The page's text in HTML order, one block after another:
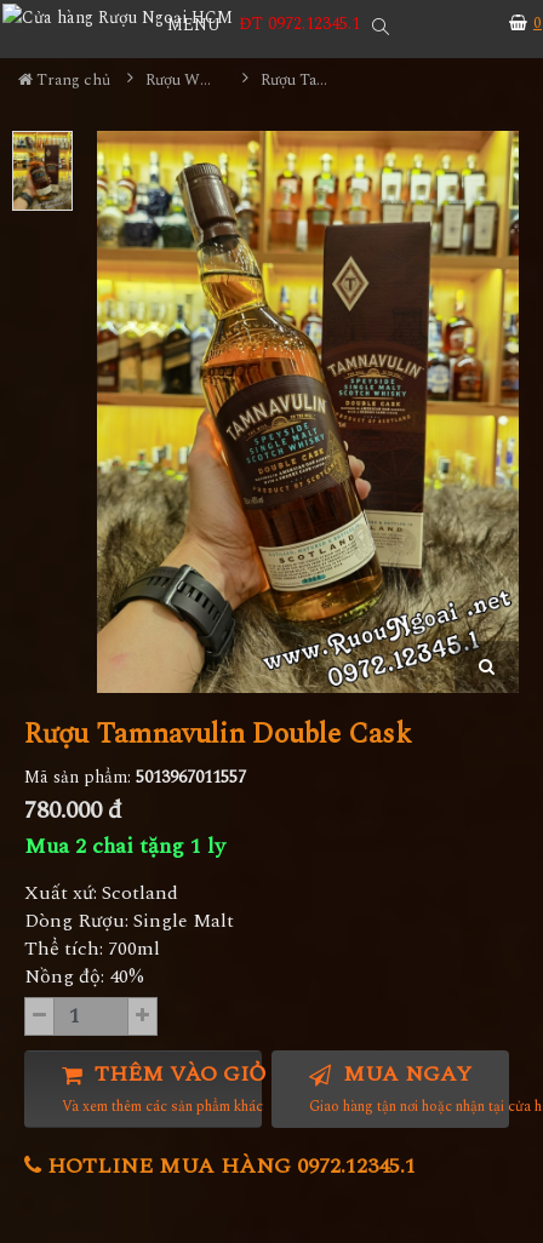
0
MENU ĐT 0972.12345.1
Trang chủ Rượu Whisky Rượu Tamnavulin Double Cask
Rượu Tamnavulin Double Cask
Mã sản phẩm: 5013967011557
780.000 đ
Mua 2 chai tặng 1 ly
Xuất xứ: Scotland
Dòng Rượu: Single Malt
Thể tích: 700ml
Nồng độ: 40%
THÊM VÀO GIỎ HÀNG
Và xem thêm các sản phẩm khác
MUA NGAY
Giao hàng tận nơi hoặc nhận tại cửa
HOTLINE MUA HÀNG 0972.12345.1